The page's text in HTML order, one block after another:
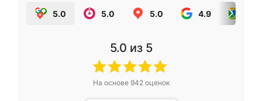
5.0 5.0 5.0 4.9
5.0 из 5
На основе 942оценок